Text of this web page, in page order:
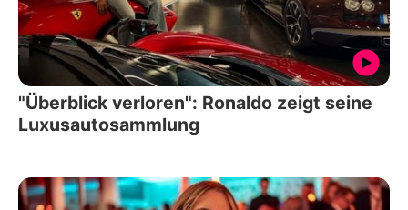
"Überblick verloren": Ronaldo zeigt seine
Luxusautosammlung